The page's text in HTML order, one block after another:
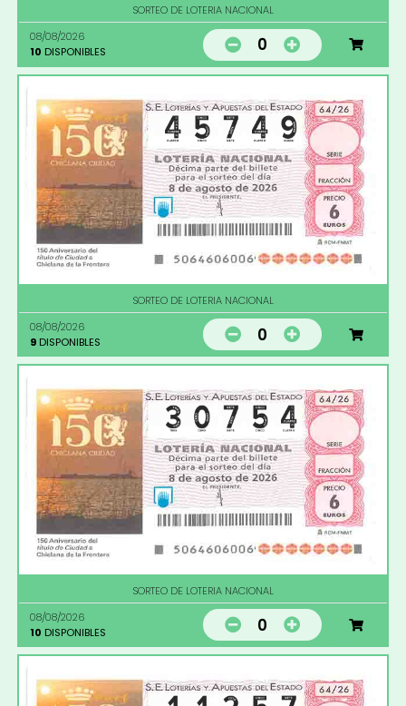
SORTEO DE LOTERIA NACIONAL
08/08/2026
10 DISPONIBLES 0
SORTEO DE LOTERIA NACIONAL
08/08/2026
9 DISPONIBLES 0
SORTEO DE LOTERIA NACIONAL
08/08/2026
10 DISPONIBLES 0